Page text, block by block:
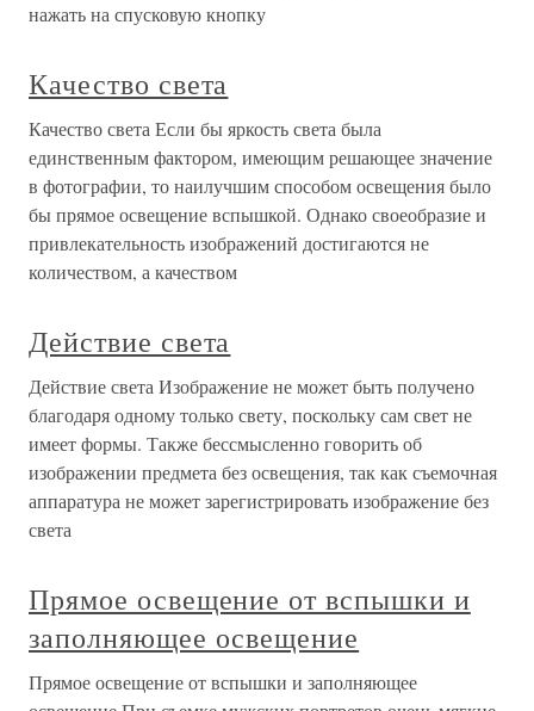
нажать на спусковую кнопку
Качество света
Качество света Если бы яркость света была
единственным фактором, имеющим решающее значение
в фотографии, то наилучшим способом освещения было
бы прямое освещение вспышкой. Однако своеобразие и
привлекательность изображений достигаются не
количеством, а качеством
Действие света
Действие света Изображение не может быть получено
благодаря одному только свету, поскольку сам свет не
имеет формы. Также бессмысленно говорить об
изображении предмета без освещения, так как съемочная
аппаратура не может зарегистрировать изображение без
света
Прямое освещение от вспышки и
заполняющее освещение
Прямое освещение от вспышки и заполняющее